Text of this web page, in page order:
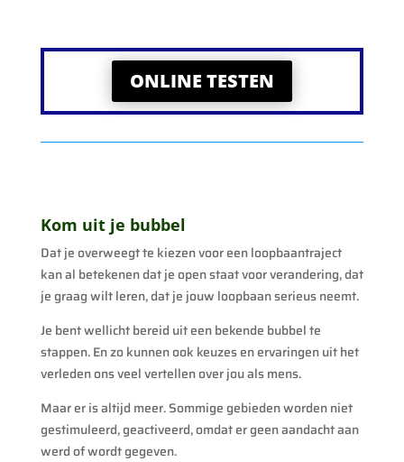
ONLINE TESTEN
Kom uit je bubbel
Dat je overweegt te kiezen voor een loopbaantraject
kan al betekenen dat je open staat voor verandering, dat
je graag wilt leren, dat je jouw loopbaan serieus neemt.
Je bent wellicht bereid uit een bekende bubbel te
stappen. En zo kunnen ook keuzes en ervaringen uit het
verleden ons veel vertellen over jou als mens.
Maar er is altijd meer. Sommige gebieden worden niet
gestimuleerd, geactiveerd, omdat er geen aandacht aan
werd of wordt gegeven.